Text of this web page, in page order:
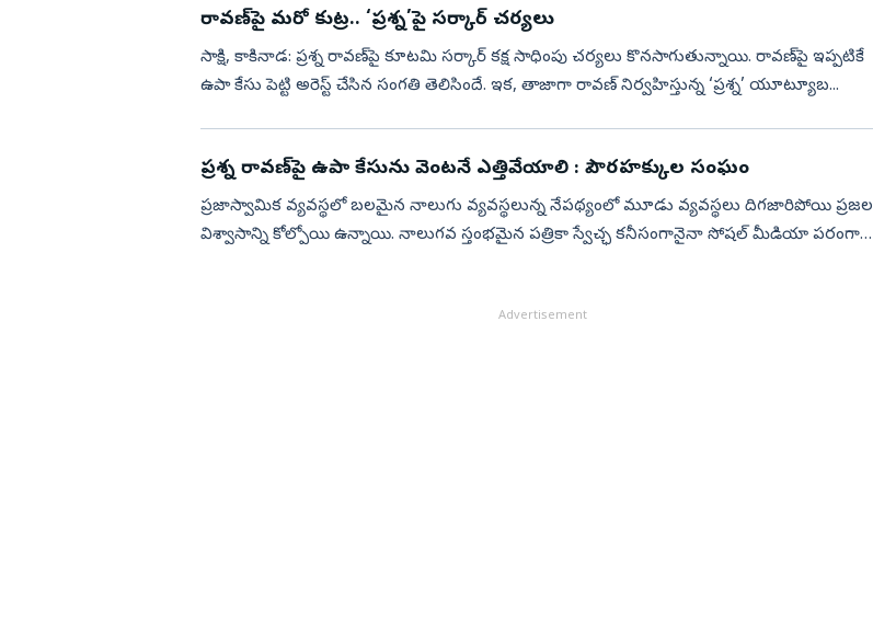
రావణ్‌పై మరో కుట్ర.. ‘ప్రశ్న’పై సర్కార్‌ చర్యలు
సాక్షి, కాకినాడ: ప్రశ్న రావణ్‌పై కూటమి సర్కార్‌ కక్ష సాధింపు చర్యలు కొనసాగుతున్నాయి. రావణ్‌పై ఇప్పటికే
ఉపా కేసు పెట్టి అరెస్ట్‌ చేసిన సంగతి తెలిసిందే. ఇక, తాజాగా రావణ్‌ నిర్వహిస్తున్న ‘ప్రశ్న’ యూట్యూబ...
ప్రశ్న రావణ్‌పై ఉపా కేసును వెంటనే ఎత్తివేయాలి : పౌరహక్కుల సంఘం
ప్రజాస్వామిక వ్యవస్థలో బలమైన నాలుగు వ్యవస్థలున్న నేపథ్యంలో మూడు వ్యవస్థలు దిగజారిపోయి ప్రజల
విశ్వాసాన్ని కోల్పోయి ఉన్నాయి. నాలుగవ స్తంభమైన పత్రికా స్వేచ్ఛ కనీసంగానైనా సోషల్ మీడియా పరంగా
Advertisement